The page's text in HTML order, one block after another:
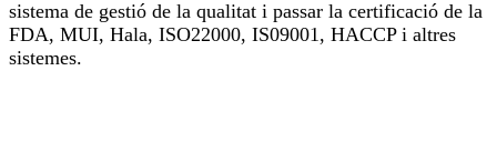
sistema de gestió de la qualitat i passar la certificació de la
FDA, MUI, Hala, ISO22000, IS09001, HACCP i altres
sistemes.